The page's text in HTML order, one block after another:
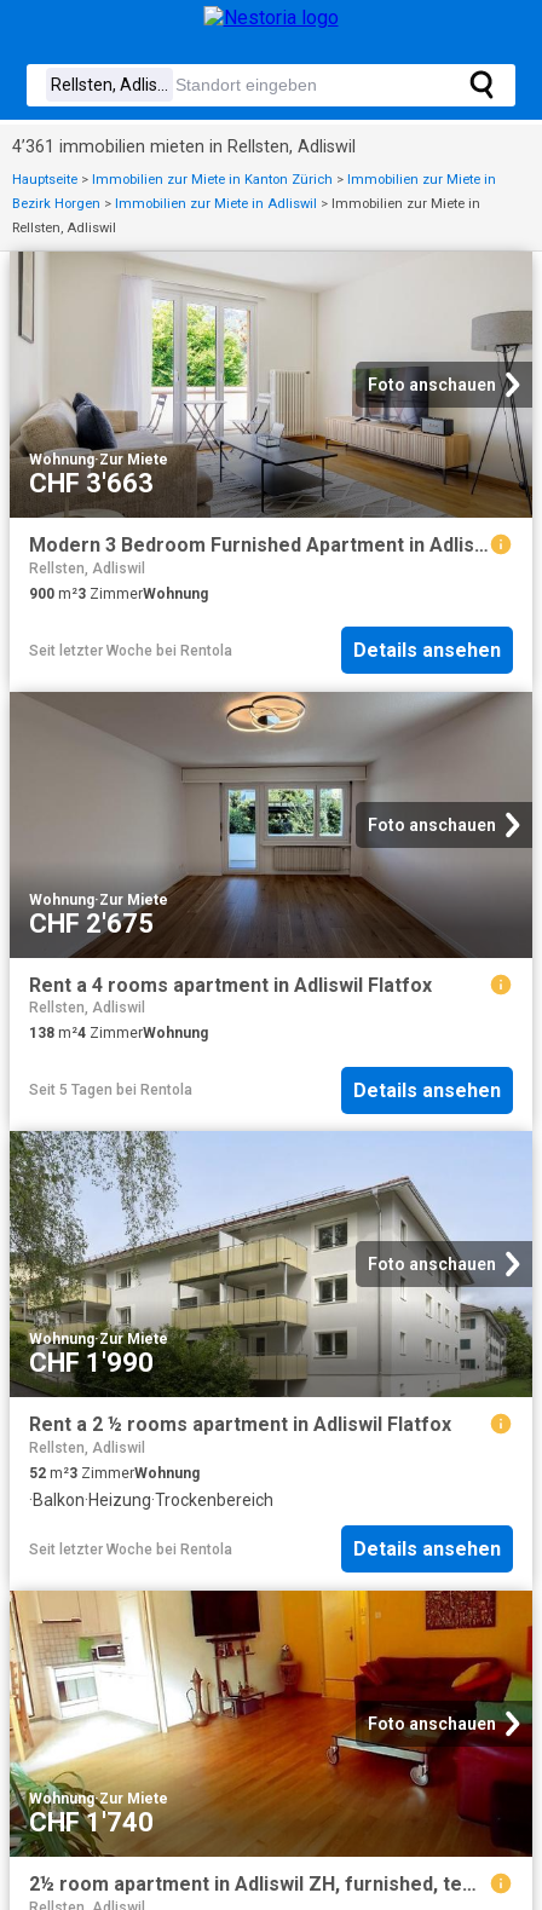
4’361 immobilien mieten in Rellsten, Adliswil
Hauptseite > Immobilien zur Miete in Kanton Zürich > Immobilien zur Miete in
Bezirk Horgen > Immobilien zur Miete in Adliswil > Immobilien zur Miete in
Rellsten, Adliswil
Foto anschauen
Wohnung·Zur Miete
CHF 3'663
Modern 3 Bedroom Furnished Apartment in Adliswil, Adliswil Amsterdam Apartments for Rent
Rellsten, Adliswil
900 m²3 ZimmerWohnung
Seit letzter Woche bei Rentola Details ansehen
Foto anschauen
Wohnung·Zur Miete
CHF 2'675
Rent a 4 rooms apartment in Adliswil Flatfox
Rellsten, Adliswil
138 m²4 ZimmerWohnung
Seit 5 Tagen bei Rentola Details ansehen
Foto anschauen
Wohnung·Zur Miete
CHF 1'990
Rent a 2 ½ rooms apartment in Adliswil Flatfox
Rellsten, Adliswil
52 m²3 ZimmerWohnung
·Balkon·Heizung·Trockenbereich
Seit letzter Woche bei Rentola Details ansehen
Foto anschauen
Wohnung·Zur Miete
CHF 1'740
2½ room apartment in Adliswil ZH, furnished, temporary